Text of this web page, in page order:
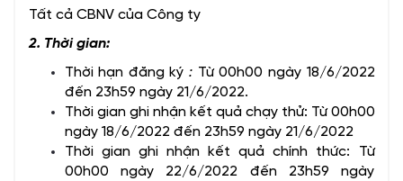
Tất cả CBNV của Công ty
2. Thời gian:
Thời hạn đăng ký : Từ 00h00 ngày 18/6/2022
đến 23h59 ngày 21/6/2022.
Thời gian ghi nhận kết quả chạy thử: Từ 00h00
ngày 18/6/2022 đến 23h59 ngày 21/6/2022
Thời gian ghi nhận kết quả chính thức: Từ
00h00 ngày 22/6/2022 đến 23h59 ngày